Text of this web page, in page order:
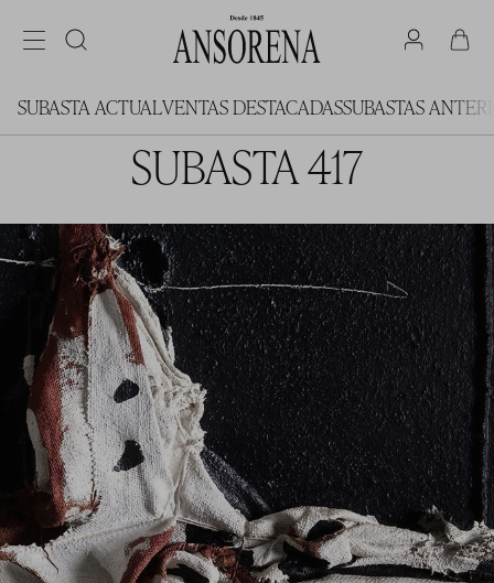
SUBASTA ACTUALVENTAS DESTACADASSUBASTAS
SUBASTA 417